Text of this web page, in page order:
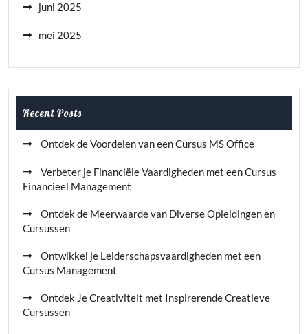
juni 2025
mei 2025
Recent Posts
Ontdek de Voordelen van een Cursus MS Office
Verbeter je Financiële Vaardigheden met een Cursus
Financieel Management
Ontdek de Meerwaarde van Diverse Opleidingen en
Cursussen
Ontwikkel je Leiderschapsvaardigheden met een
Cursus Management
Ontdek Je Creativiteit met Inspirerende Creatieve
Cursussen